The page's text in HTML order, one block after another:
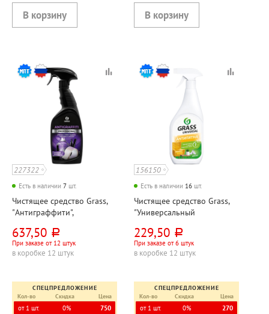
227322
Есть в наличии 7 шт.
Чистящее средство Grass,
"Антиграффити",
(Antigraffiti, Professional)",
600мл, флакон, триггер, для
удаления следов клейкой
637,50 руб.
При заказе от 12 штук
в коробке 12 штук
СПЕЦПРЕДЛОЖЕНИЕ
Кол-во
Скидка Цена
от 1 шт. 0%
750
156150
Есть в наличии 16 шт.
Чистящее средство Grass,
"Универсальный
Cleaner)", 600мл, триггер,
флакон
229,50 руб.
При заказе от 6 штук
в коробке 12 штук
СПЕЦПРЕДЛОЖЕНИЕ
Кол-во
Скидка Цена
от 1 шт. 0%
270